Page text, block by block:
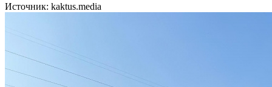
Источник: kaktus.media